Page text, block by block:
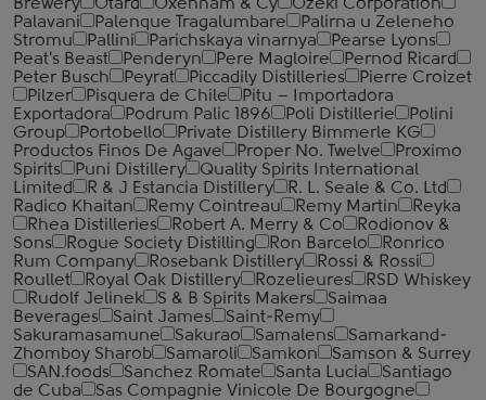
Brewery
Otard Oxenham & Cy
Ozeki Corporation
Palavani
Palenque Tragalumbare
Palirna u Zeleneho
Stromu
Pallini Parichskaya vinarnya
Pearse Lyons
Peat's Beast
Penderyn Pere Magloire
Pernod Ricard
Peter Busch
Peyrat Piccadily Distilleries
Pierre Croizet
Pilzer
Pisquera de Chile
Pitu – Importadora
Exportadora
Podrum Palic 1896 Poli Distillerie
Polini
Group
Portobello
Private Distillery Bimmerle KG
Productos Finos De Agave
Proper No. Twelve
Proximo
Spirits
Puni Distillery
Quality Spirits International
Limited
R & J Estancia Distillery
R. L. Seale & Co. Ltd
Radico Khaitan
Remy Cointreau Remy Martin
Reyka
Rhea Distilleries
Robert A. Merry & Co
Rodionov &
Sons
Rogue Society Distilling Ron Barcelo
Ronrico
Rum Company
Rosebank Distillery
Rossi & Rossi
Roullet
Royal Oak Distillery Rozelieures
RSD Whiskey
Rudolf Jelinek
S & B Spirits Makers
Saimaa
Beverages
Saint James
Saint-Remy
Sakuramasamune
Sakurao Samalens
Samarkand-
Zhomboy Sharob
Samaroli Samkon
Samson & Surrey
SAN.foods
Sanchez Romate Santa Lucia
Santiago
de Cuba
Sas Compagnie Vinicole De Bourgogne